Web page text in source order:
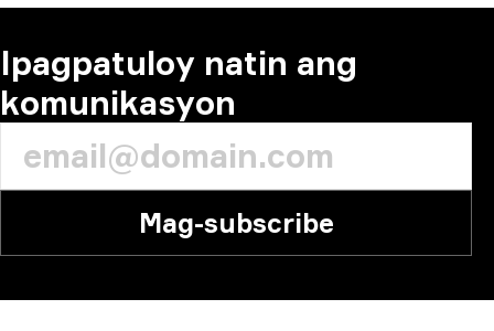
Ipagpatuloy natin ang
komunikasyon
Mag-subscribe